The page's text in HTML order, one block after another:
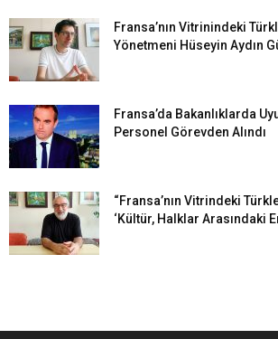
Fransa’nın Vitrinindeki
Yönetmeni Hüseyin Aydın
Fransa’da Bakanlıklarda
Personel Görevden Alındı
“Fransa’nın Vitrindeki
‘Kültür, Halklar Arasındaki